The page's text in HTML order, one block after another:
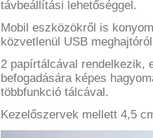
távbeállítási lehetőséggel.
Mobil eszközökről is
közvetlenül USB
2 papírtálcával rendelkezik,
befogadására képes
többfunkció tálcával.
Kezelőszervek mellett 4,5